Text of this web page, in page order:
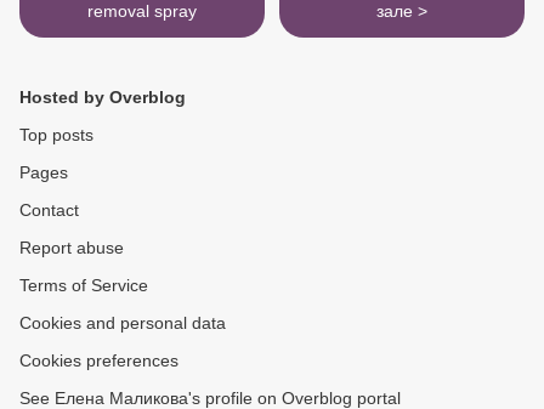
removal spray
зале >
Hosted by Overblog
Top posts
Pages
Contact
Report abuse
Terms of Service
Cookies and personal data
Cookies preferences
See Елена Маликова's profile on Overblog portal